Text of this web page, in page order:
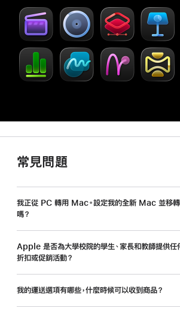
了
Creator
Studio
窗
啟)
常見問題
我正從 PC 轉用 Mac。設定我的全新 Mac 並移轉
嗎？
Apple 是否為大學校院的學生、家長和教師提供任
折扣或促銷活動？
我的運送選項有哪些，什麼時候可以收到商品？